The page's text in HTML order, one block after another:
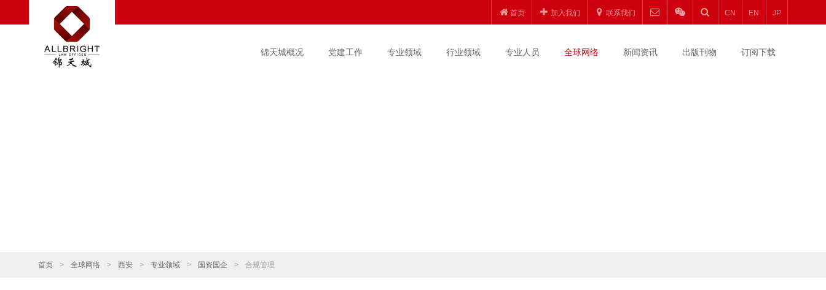
首页 加入我们 联系我们 CN EN JP
锦天城概况 党建工作 专业领域 行业领域 专业人员 全球网络 新闻资讯 出版刊物 订阅下载
首页 > 全球网络 > 西安 > 专业领域 > 国资国企 > 合规管理